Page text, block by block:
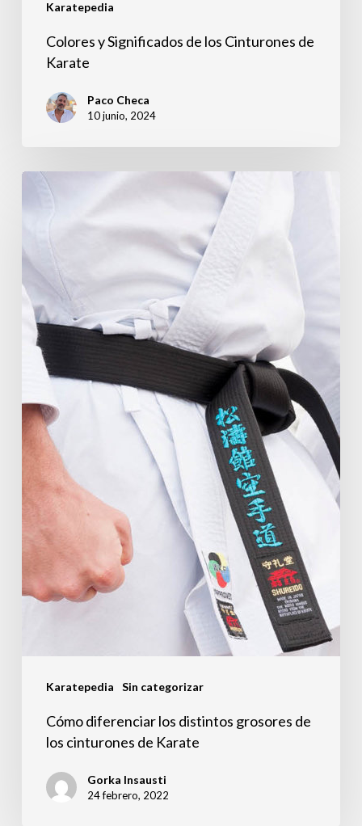
Karatepedia
Colores y Significados de los Cinturones de
Karate
Paco Checa
10 junio, 2024
Karatepedia Sin categorizar
Cómo
diferenciar
distintos
grosores
de
los
cinturones
Karate
Cómo diferenciar los distintos grosores de
los cinturones de Karate
Gorka Insausti
24 febrero, 2022